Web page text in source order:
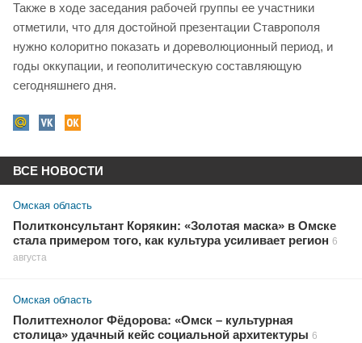
Также в ходе заседания рабочей группы ее участники
отметили, что для достойной презентации Ставрополя
нужно колоритно показать и дореволюционный период, и
годы оккупации, и геополитическую составляющую
сегодняшнего дня.
ВСЕ НОВОСТИ
Омская область
Политконсультант Корякин: «Золотая маска» в Омске
стала примером того, как культура усиливает регион 6
августа
Омская область
Политтехнолог Фёдорова: «Омск – культурная
столица» удачный кейс социальной архитектуры 6